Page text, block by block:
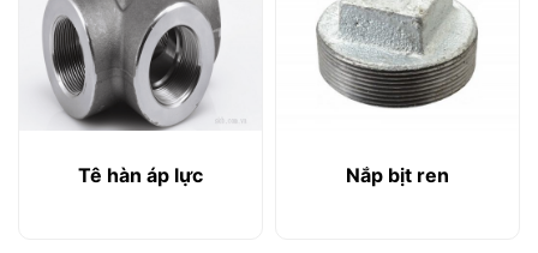
Tê hàn áp lực Nắp bịt ren